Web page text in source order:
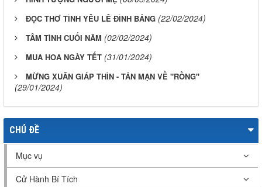
ĐỌC THƠ TÌNH YÊU LÊ ĐÌNH BẢNG (22/02/2024)
TÂM TÌNH CUỐI NĂM (02/02/2024)
MUA HOA NGÀY TẾT (31/01/2024)
MỪNG XUÂN GIÁP THÌN - TẢN MẠN VỀ "RỒNG"
(29/01/2024)
CHỦ ĐỀ
Mục vụ
Cử Hành Bí Tích